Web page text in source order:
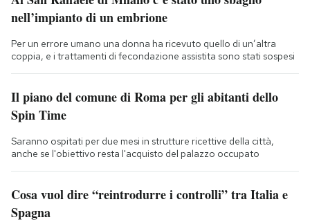
nell’impianto di un embrione
Per un errore umano una donna ha ricevuto quello di un’altra
coppia, e i trattamenti di fecondazione assistita sono stati sospesi
Il piano del comune di Roma per gli abitanti dello
Spin Time
Saranno ospitati per due mesi in strutture ricettive della città,
anche se l'obiettivo resta l'acquisto del palazzo occupato
Cosa vuol dire “reintrodurre i controlli” tra Italia e
Spagna